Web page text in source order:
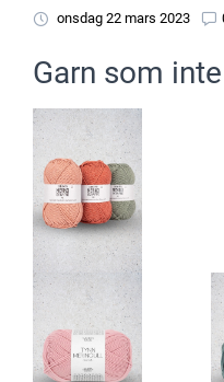
onsdag 22 mars 2023
Garn som